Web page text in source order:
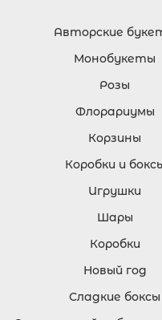
Авторские
Монобукеты
Розы
Флорариумы
Корзины
Коробки и
Игрушки
Шары
Коробки
Новый год
Сладкие боксы